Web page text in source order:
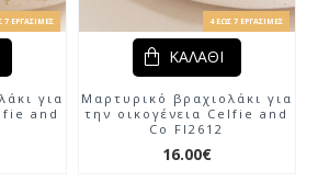
7 ΕΡΓΆΣΙΜΕΣ
για
and
4 ΈΩΣ 7 ΕΡΓΆΣΙΜΕΣ
Μαρτυρικό βραχιολάκι για
την οικογένεια Celfie and
Co Fl2612
16.00€
ΚΑΛΆΘΙ